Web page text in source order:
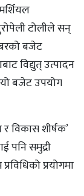
टोलीले सन्
बजेट
विद्युत् उत्पादन
बजेट उपयोग
विकास शीर्षक’
पनि समुद्री
प्रयोगमा